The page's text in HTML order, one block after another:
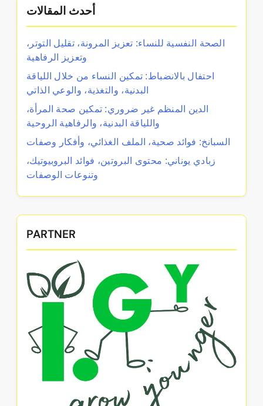
أحدث المقالات
الصحة النفسية للنساء: تعزيز المرونة، تقليل التوتر،
وتعزيز الرفاهية
احتفال بالانضباط: تمكين النساء من خلال اللياقة
البدنية، والتغذية، والوعي الذاتي
الدين المنظم غير ضروري: تمكين صحة المرأة،
واللياقة البدنية، والرفاهية الروحية
السبانخ: فوائد صحية، الملف الغذائي، وأفكار وصفات
زبادي يوناني: محتوى البروتين، فوائد البروبيوتيك،
وتنوعات الوصفات
PARTNER